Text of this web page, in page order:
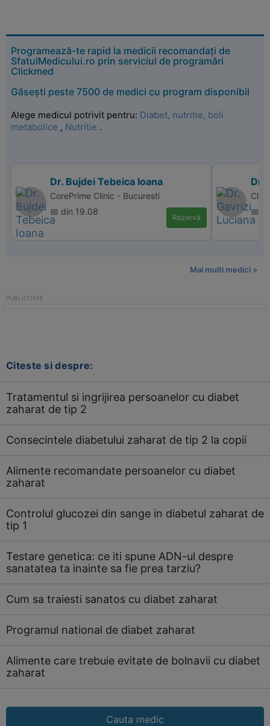
Programează-te rapid la medicii recomandați de
SfatulMedicului.ro prin serviciul de programări
Clickmed
Găsești peste 7500 de medici cu program disponibil
Alege medicul potrivit pentru: Diabet, nutritie, boli
metabolice , Nutritie .
Dr. Bujdei Tebeica Ioana
CorePrime Clinic - Bucuresti
📅 din 19.08
Rezervă
Dr.
📅
Mai multi medici >
Citeste si despre:
Tratamentul si ingrijirea persoanelor cu diabet
zaharat de tip 2
Consecintele diabetului zaharat de tip 2 la copii
Alimente recomandate persoanelor cu diabet
zaharat
Controlul glucozei din sange in diabetul zaharat de
tip 1
Testare genetica: ce iti spune ADN-ul despre
sanatatea ta inainte sa fie prea tarziu?
Cum sa traiesti sanatos cu diabet zaharat
Programul national de diabet zaharat
Alimente care trebuie evitate de bolnavii cu diabet
zaharat
Cauta medic